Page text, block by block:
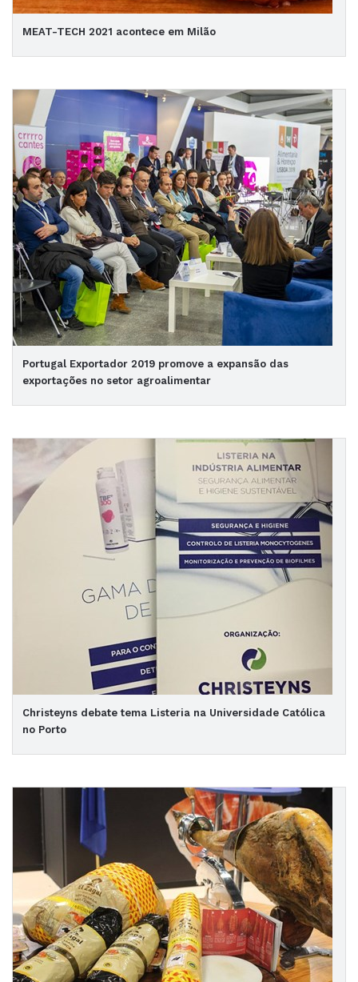
MEAT-TECH 2021 acontece em Milão
Portugal Exportador 2019 promove a expansão das
exportações no setor agroalimentar
Christeyns debate tema Listeria na Universidade Católica
no Porto